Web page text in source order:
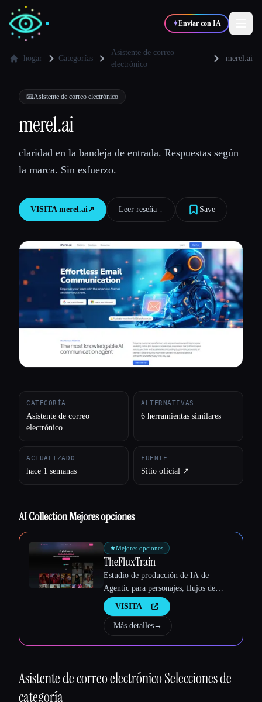
✦Enviar con IA
💻Desarrolladores
🎓 Estudiantes
Comparar herramientas
Todas las categorías
Acerca de
hogar Categorías
Asistente de correo
electrónico
merel.ai
📧Asistente de correo electrónico
merel.ai
claridad en la bandeja de entrada. Respuestas según
la marca. Sin esfuerzo.
VISITA merel.ai↗︎ Leer reseña ↓︎ Save
CATEGORÍA
Asistente de correo
electrónico
ALTERNATIVAS
6 herramientas similares
ACTUALIZADO
hace 1 semanas
FUENTE
Sitio oficial ↗︎
AI Collection Mejores opciones
★Mejores opciones
TheFluxTrain
Estudio de producción de IA de
Agentic para personajes, flujos de
trabajo y vídeos coherentes
VISITA
Más detalles→
Asistente de correo electrónicoSelecciones de
categoría